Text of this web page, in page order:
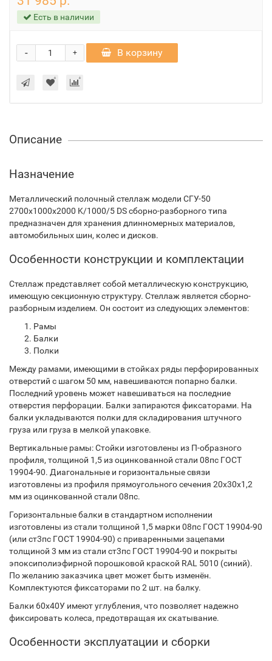
Есть в наличии
+
- В корзину
Описание
Назначение
Металлический полочный стеллаж модели СГУ-50
2700х1000х2000 K/1000/5 DS сборно-разборного типа
предназначен для хранения длинномерных материалов,
автомобильных шин, колес и дисков.
Особенности конструкции и комплектации
Стеллаж представляет собой металлическую конструкцию,
имеющую секционную структуру. Стеллаж является сборно-
разборным изделием. Он состоит из следующих элементов:
Рамы
Балки
Полки
Между рамами, имеющими в стойках ряды перфорированных
отверстий с шагом 50 мм, навешиваются попарно балки.
Последний уровень может навешиваться на последние
отверстия перфорации. Балки запираются фиксаторами. На
балки укладываются полки для складирования штучного
груза или груза в мелкой упаковке.
Вертикальные рамы: Стойки изготовлены из П-образного
профиля, толщиной 1,5 из оцинкованной стали 08пс ГОСТ
19904-90. Диагональные и горизонтальные связи
изготовлены из профиля прямоугольного сечения 20х30х1,2
мм из оцинкованной стали 08пс.
Горизонтальные балки в стандартном исполнении
изготовлены из стали толщиной 1,5 марки 08пс ГОСТ 19904-90
(или ст3пс ГОСТ 19904-90) с приваренными зацепами
толщиной 3 мм из стали ст3пс ГОСТ 19904-90 и покрыты
эпоксиполиэфирной порошковой краской RAL 5010 (синий).
По желанию заказчика цвет может быть изменён.
Комплектуются фиксаторами по 2 шт. на балку.
Балки 60х40У имеют углубления, что позволяет надежно
фиксировать колеса, предотвращая их скатывание.
Особенности эксплуатации и сборки